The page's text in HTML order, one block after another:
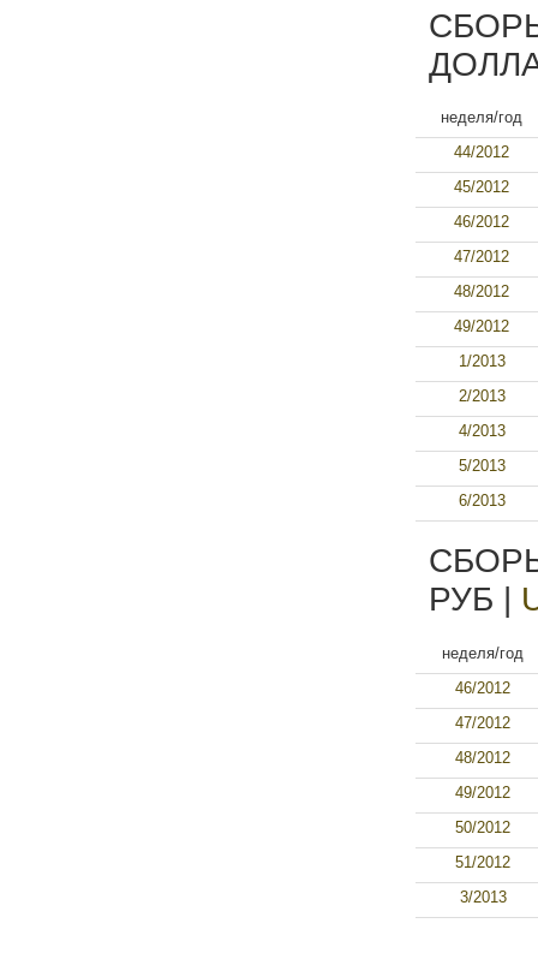
неделя/год
44/2012
45/2012
46/2012
47/2012
48/2012
49/2012
1/2013
2/2013
4/2013
5/2013
6/2013
РУБ |
неделя/год
46/2012
47/2012
48/2012
49/2012
50/2012
51/2012
3/2013